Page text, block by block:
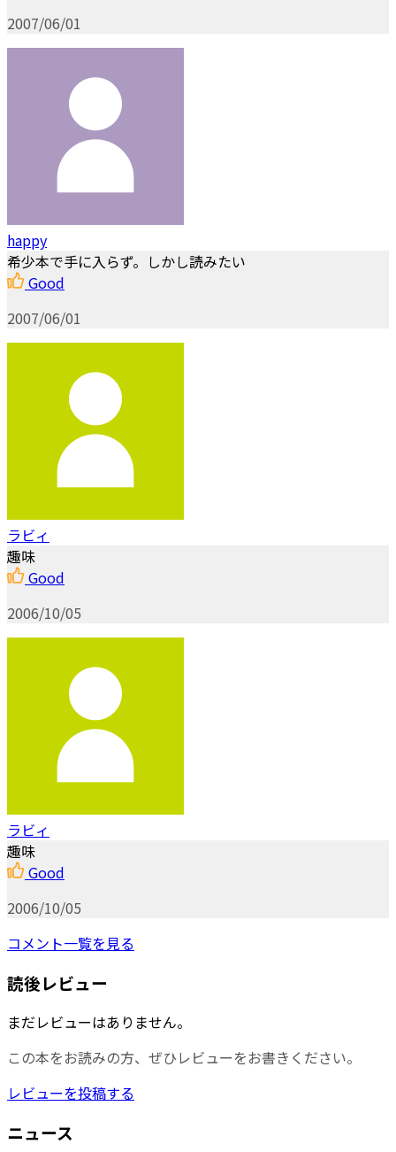
2007/06/01
happy
希少本で手に入らず。しかし読みたい
Good
2007/06/01
ラビィ
趣味
Good
2006/10/05
ラビィ
趣味
Good
2006/10/05
コメント一覧を見る
読後レビュー
まだレビューはありません。
この本をお読みの方、ぜひレビューをお書きください。
レビューを投稿する
ニュース